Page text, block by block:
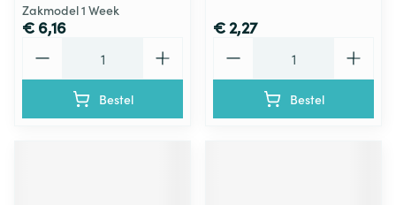
Zakmodel 1 Week
€ 6,16
Bestel
€ 2,27
Bestel